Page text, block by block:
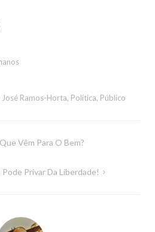
José Ramos-Horta, Política, Público
Vêm Para O Bem?
Privar Da Liberdade!